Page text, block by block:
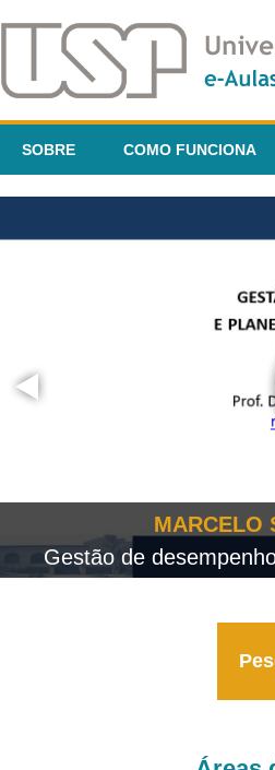
SOBRE COMO FUNCIONA
MARCELO
Gestão de